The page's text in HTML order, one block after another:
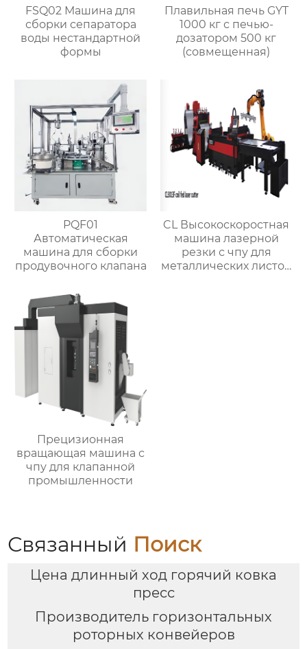
FSQ02 Машина для
сборки сепаратора
воды нестандартной
формы
Плавильная печь GYT
1000 кг с печью-
дозатором 500 кг
(совмещенная)
PQF01
Автоматическая
машина для сборки
продувочного клапана
CL Высокоскоростная
машина лазерной
резки с чпу для
металлических листов
Прецизионная
вращающая машина с
чпу для клапанной
промышленности
Связанный Поиск
Цена длинный ход горячий ковка
пресс
Производитель горизонтальных
роторных конвейеров